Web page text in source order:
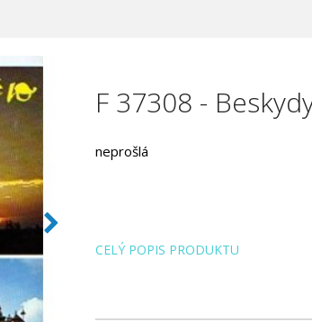
F 37308 -
neprošlá
CELÝ POPIS PRODUKTU